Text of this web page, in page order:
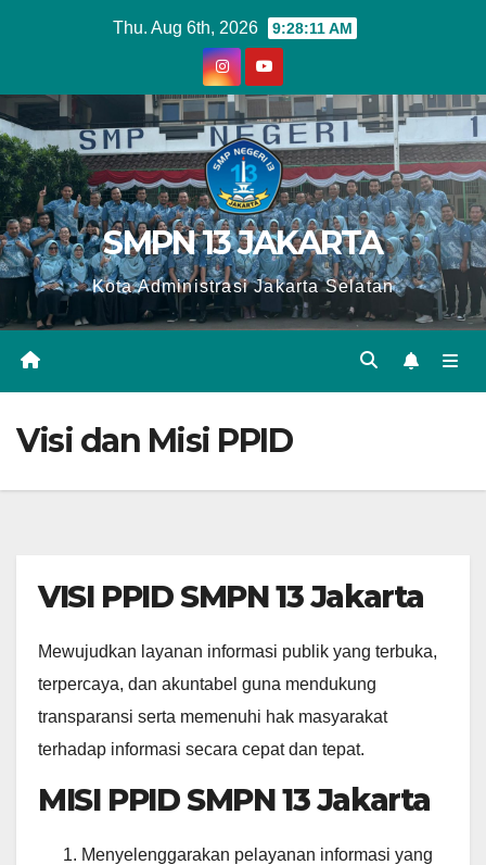
Thu. Aug 6th, 2026 9:28:12 AM
SMPN 13 JAKARTA
Kota Administrasi Jakarta Selatan
Visi dan Misi PPID
VISI PPID SMPN 13 Jakarta
Mewujudkan layanan informasi publik yang terbuka,
terpercaya, dan akuntabel guna mendukung
transparansi serta memenuhi hak masyarakat
terhadap informasi secara cepat dan tepat.
MISI PPID SMPN 13 Jakarta
Menyelenggarakan pelayanan informasi yang